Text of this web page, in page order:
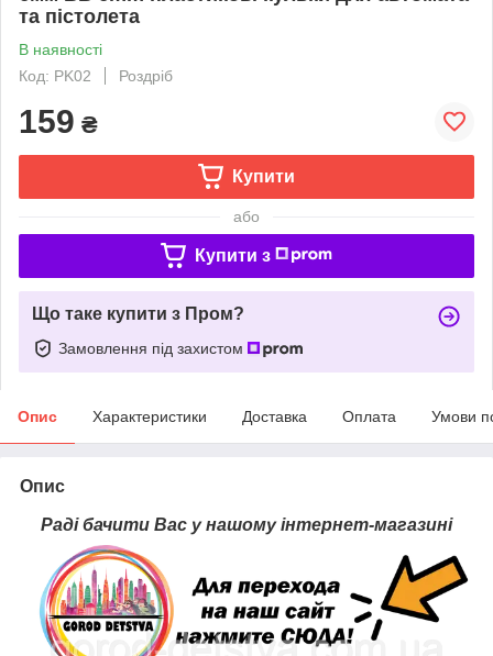
та пістолета
В наявності
Код: PK02
Роздріб
159 ₴
Купити
або
Купити з
Що таке купити з Пром?
Замовлення під захистом
Опис Характеристики Доставка Оплата Умови
Опис
Раді бачити Вас у нашому інтернет-магазині